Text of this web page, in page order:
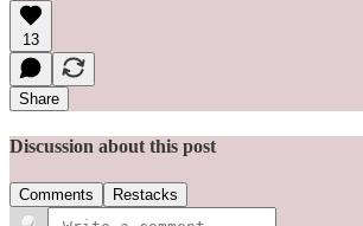
13
Share
Discussion about this post
Comments Restacks